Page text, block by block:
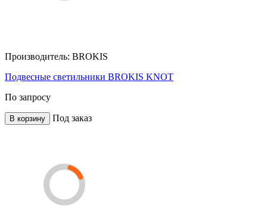
Производитель: BROKIS
Подвесные светильники BROKIS KNOT
По запросу
В корзину Под заказ